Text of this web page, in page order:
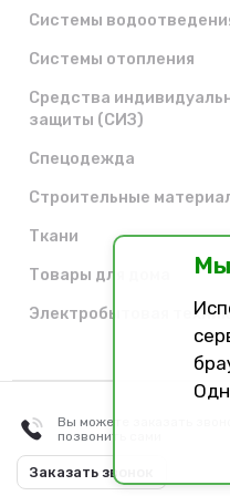
Системы
Системы отопления
Средства
защиты (СИЗ)
Спецодежда
Строительные
Ткани
Товары для дома
Электробытовая
Вы можете заказать
позвонить сами
Заказать звонок
Разработано в
Мы